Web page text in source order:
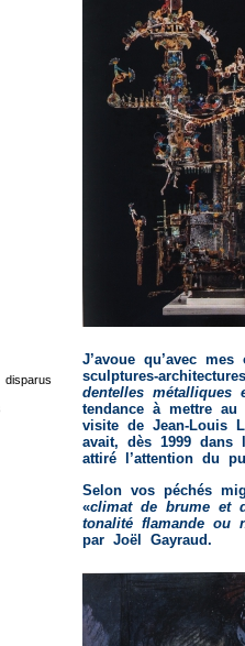
disparus
J’avoue qu’avec
sculptures-
dentelles métalliques
tendance à mettre
visite de Jean-Louis
avait, dès 1999
attiré l’attention du
Selon vos péchés
«climat de brume et
tonalité flamande ou
par Joël Gayraud.